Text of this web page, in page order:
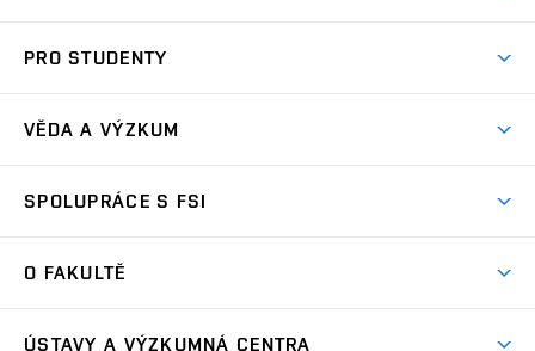
Ambasadoři studia
Zápisy
Mobilní aplikace
PRO STUDENTY
Studijní předpisy
Pro prváky
VĚDA A VÝZKUM
Oblasti výzkumu
SPOLUPRÁCE S FSI
Nejvýznamnější partneři
O FAKULTĚ
ÚSTAVY A VÝZKUMNÁ CENTRA